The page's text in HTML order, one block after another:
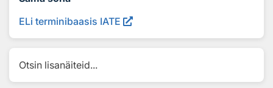
ELi terminibaasis IATE
Otsin lisanäiteid...